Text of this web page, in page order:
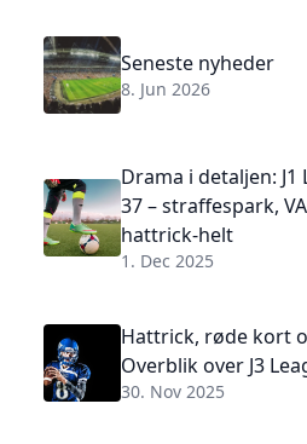
Seneste nyheder
8. Jun 2026
Drama i detaljen:
37 – straffespark,
hattrick-helt
1. Dec 2025
Hattrick, røde kort
Overblik over J3
30. Nov 2025